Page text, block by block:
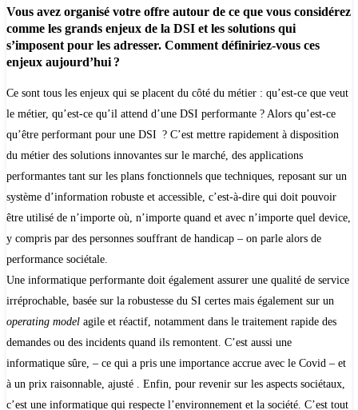
Vous avez organisé votre offre autour de ce que vous considérez
comme les grands enjeux de la DSI et les solutions qui
s’imposent pour les adresser. Comment définiriez-vous ces
enjeux aujourd’hui ?
Ce sont tous les enjeux qui se placent du côté du métier : qu’est-ce que veut
le métier, qu’est-ce qu’il attend d’une DSI performante ? Alors qu’est-ce
qu’être performant pour une DSI ? C’est mettre rapidement à disposition
du métier des solutions innovantes sur le marché, des applications
performantes tant sur les plans fonctionnels que techniques, reposant sur un
système d’information robuste et accessible, c’est-à-dire qui doit pouvoir
être utilisé de n’importe où, n’importe quand et avec n’importe quel device,
y compris par des personnes souffrant de handicap – on parle alors de
performance sociétale.
Une informatique performante doit également assurer une qualité de service
irréprochable, basée sur la robustesse du SI certes mais également sur un
operating model agile et réactif, notamment dans le traitement rapide des
demandes ou des incidents quand ils remontent. C’est aussi une
informatique sûre, – ce qui a pris une importance accrue avec le Covid – et
à un prix raisonnable, ajusté . Enfin, pour revenir sur les aspects sociétaux,
c’est une informatique qui respecte l’environnement et la société. C’est tout